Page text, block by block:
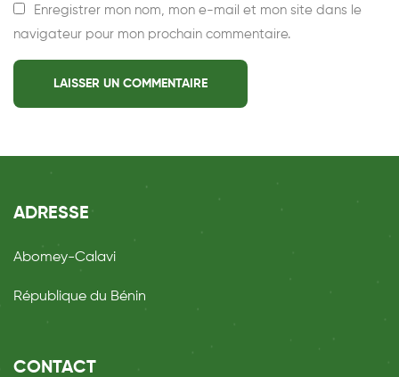
Enregistrer mon nom, mon e-mail et mon site dans le
navigateur pour mon prochain commentaire.
ADRESSE
Abomey-Calavi
République du Bénin
CONTACT